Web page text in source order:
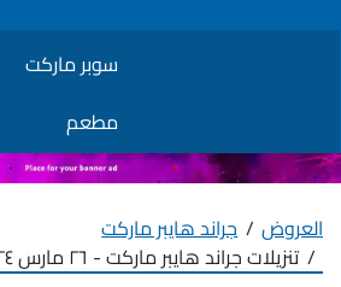
سوبر ماركت
مطعم
العروض
جراند هايبر ماركت
تنزيلات جراند هايبر ماركت - ٢٦ مارس ٢٠٢٤